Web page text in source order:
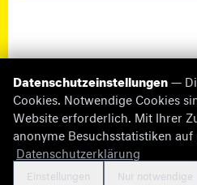
© 2026
Fehlende Informationen
Cookie-EinstellungenKontakt
Datenschutzeinstellungen—
Cookies. Notwendige Cookies
Website erforderlich. Mit Ihrer
anonyme Besuchsstatistiken auf
Datenschutzerklärung
Einstellungen Nur notwendige